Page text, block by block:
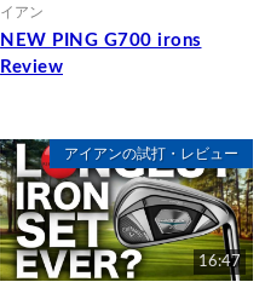
イアン
NEW PING G700 irons
Review
アイアンの試打・レビュー
16:47